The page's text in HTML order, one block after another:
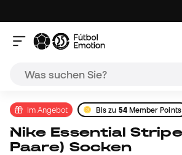
Im Angebot Bis zu 54Member Points
Nike Essential Stripe Crew (3
Paare) Socken